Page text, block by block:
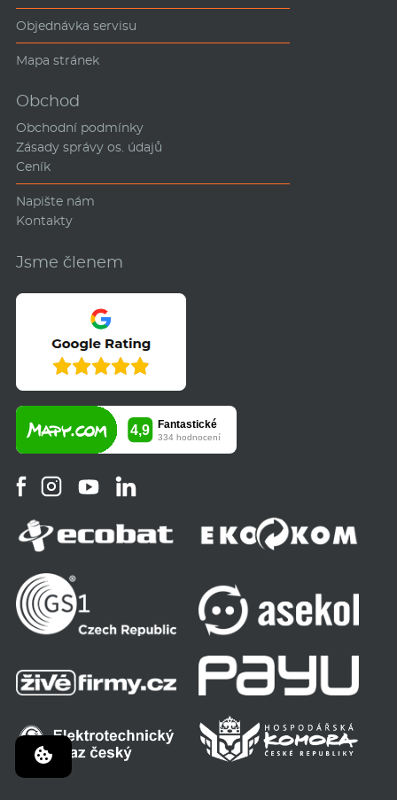
Objednávka servisu
Mapa stránek
Obchod
Obchodní podmínky
Zásady správy os. údajů
Ceník
Napište nám
Kontakty
Jsme členem